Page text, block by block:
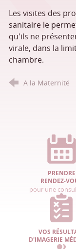
Les visites des
sanitaire le
qu'ils ne
virale, dans la
chambre.
A la Maternité
PRENDRE
RENDEZ-
pour une
VOS
D'IMAGERIE